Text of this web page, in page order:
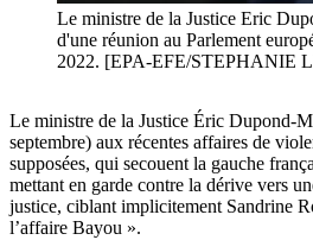
Le ministre de la Justice Eric
d'une réunion au Parlement
2022. [EPA-EFE/STEPHANIE
Le ministre de la Justice Éric Dupond-
septembre) aux récentes affaires de
supposées, qui secouent la gauche
mettant en garde contre la dérive vers
justice, ciblant implicitement Sandrine
l’affaire Bayou ».